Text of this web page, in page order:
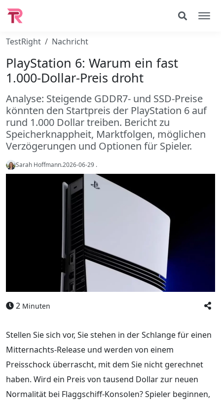
TestRight Nachricht
PlayStation 6: Warum ein fast
1.000-Dollar-Preis droht
Analyse: Steigende GDDR7- und SSD-Preise
könnten den Startpreis der PlayStation 6 auf
rund 1.000 Dollar treiben. Bericht zu
Speicherknappheit, Marktfolgen, möglichen
Verzögerungen und Optionen für Spieler.
Sarah Hoffmann.2026-06-29 .
2 Minuten
Stellen Sie sich vor, Sie stehen in der Schlange für einen
Mitternachts-Release und werden von einem
Preisschock überrascht, mit dem Sie nicht gerechnet
haben. Wird ein Preis von tausend Dollar zur neuen
Normalität bei Flaggschiff-Konsolen? Spieler beginnen,